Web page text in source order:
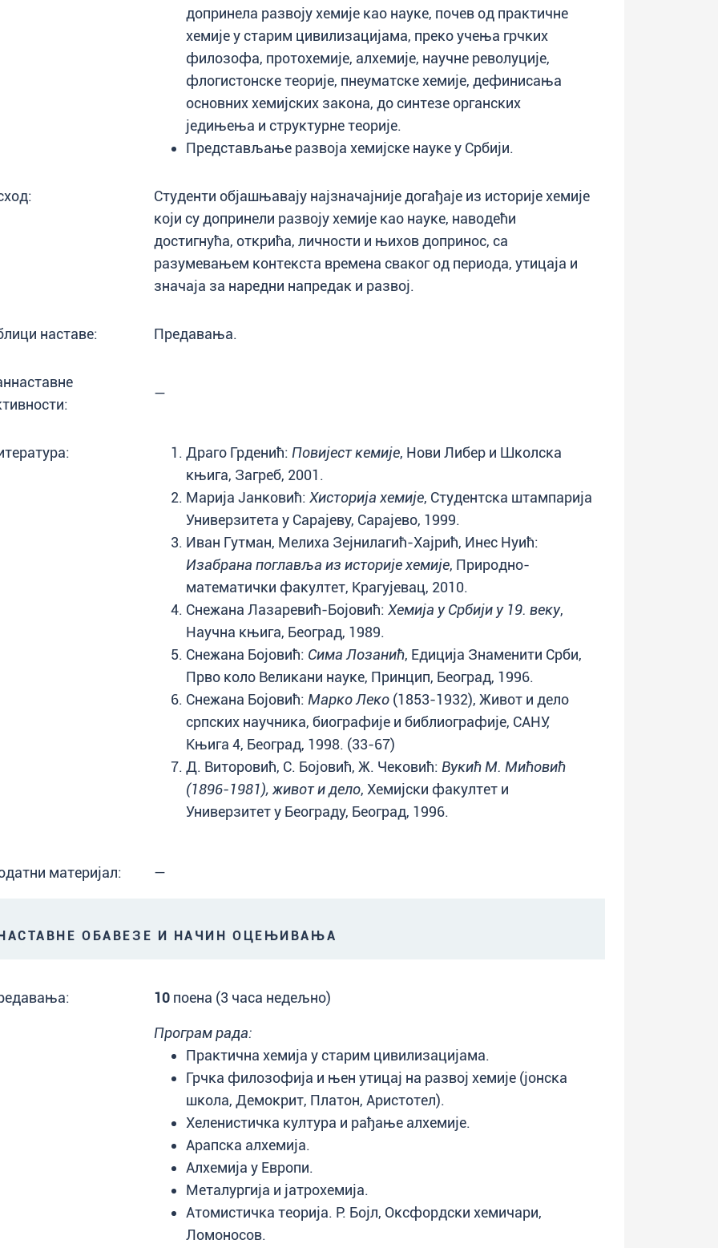
допринелa развоју хемије као науке, почев од практичне
хемије у старим цивилизацијама, преко учења грчких
филозофа, протохемије, алхемије, научне револуције,
флогистонске теорије, пнеуматске хемије, дефинисања
основних хемијских закона, до синтезе органских
једињења и структурне теорије.
Представљање развоја хемијске науке у Србији.
Студенти објашњавају најзначајније догађаје из историје хемије
који су допринели развоју хемије као науке, наводећи
достигнућа, открића, личности и њихов допринос, са
разумевањем контекста времена сваког од периода, утицаја и
значаја за наредни напредак и развој.
наставе: Предавања.
—
Драго Грденић: Повијест кемије, Нови Либер и Школска
књига, Загреб, 2001.
Марија Јанковић: Хисторија хемије, Студентска штампарија
Универзитета у Сарајеву, Сарајево, 1999.
Иван Гутман, Мелиха Зејнилагић-Хајрић, Инес Нуић:
Изабрана поглавља из историје хемије, Природно-
математички факултет, Крагујевац, 2010.
Снежана Лазаревић-Бојовић: Хемија у Србији у 19. веку,
Научна књига, Београд, 1989.
Снежана Бојовић: Сима Лозанић, Едиција Знаменити Срби,
Прво коло Великани науке, Принцип, Београд, 1996.
Снежана Бојовић: Марко Леко (1853-1932), Живот и дело
српских научника, биографије и библиографије, САНУ,
Књига 4, Београд, 1998. (33-67)
Д. Виторовић, С. Бојовић, Ж. Чековић: Вукић М. Мићовић
(1896-1981), живот и дело, Хемијски факултет и
Универзитет у Београду, Београд, 1996.
материјал: —
ОБАВЕЗЕ И НАЧИН ОЦЕЊИВАЊА
10 поена (3 часа недељно)
Програм рада:
Практична хемија у старим цивилизацијама.
Грчка филозофија и њен утицај на развој хемије (јонска
школа, Демокрит, Платон, Аристотел).
Хеленистичка култура и рађање алхемије.
Арапска алхемија.
Алхемија у Европи.
Металургија и јатрохемија.
Атомистичка теорија. Р. Бојл, Оксфордски хемичари,
Ломоносов.